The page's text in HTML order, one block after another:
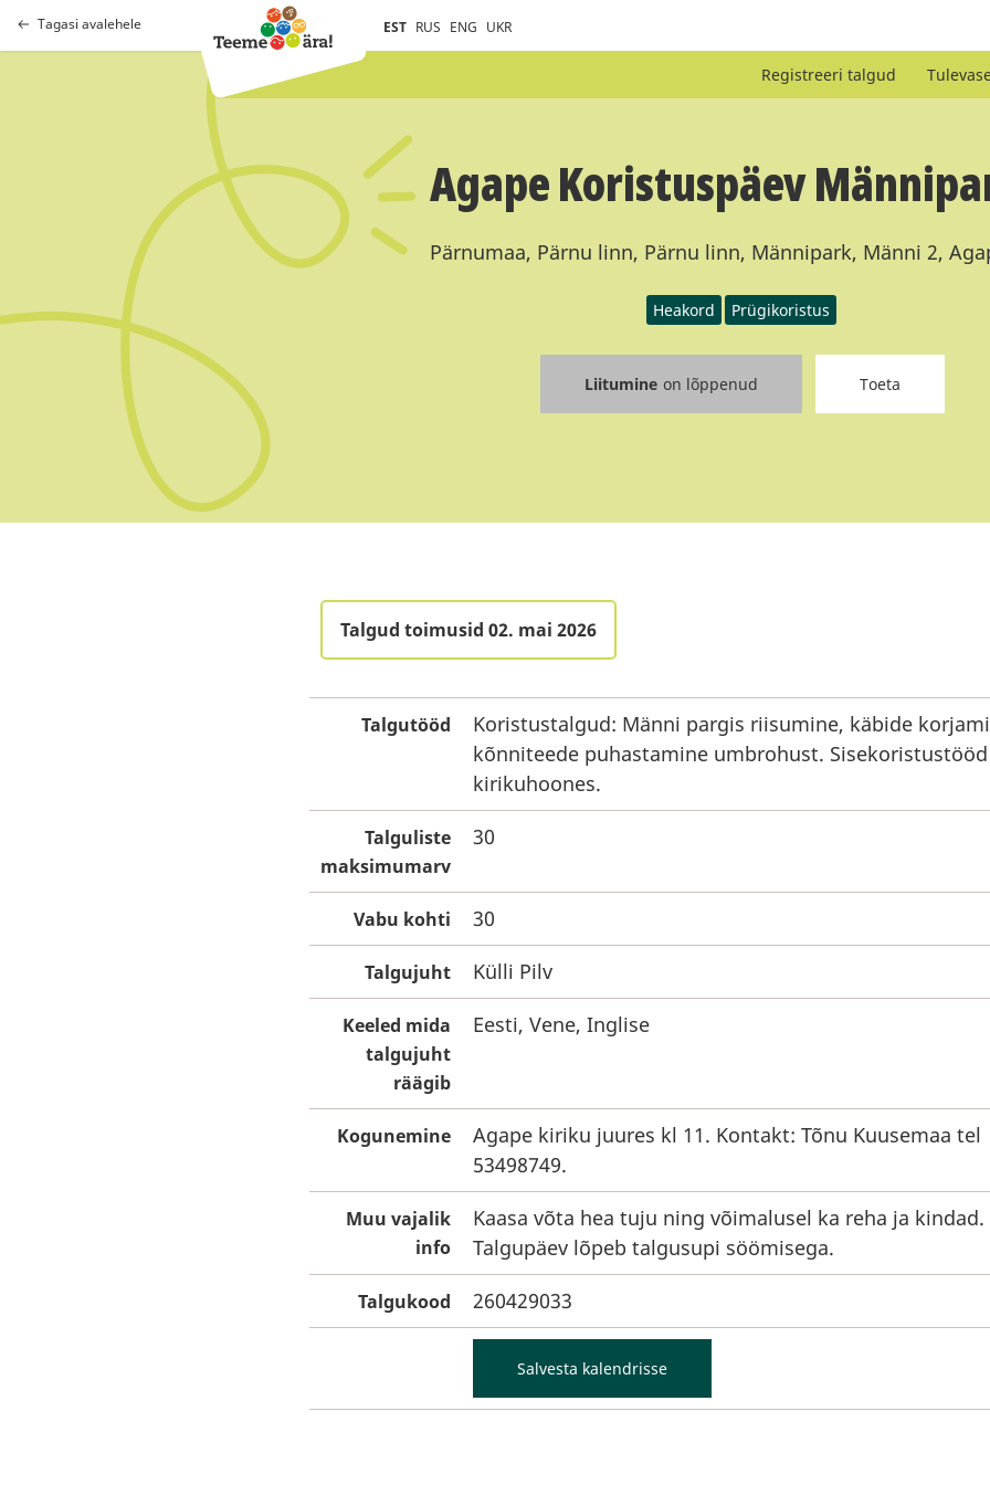
Tagasi avalehele EST RUS ENG UKR
Registreeri talgud
Agape Koristuspäev
Pärnumaa, Pärnu linn, Pärnu linn, Männipark, Männi 2,
Heakord Prügikoristus
Liitumine on lõppenud Toeta
Talgud toimusid 02. mai 2026
Talgutööd
Koristustalgud: Männi pargis riisumine, käbide
kõnniteede puhastamine umbrohust. Sisekoristustööd
kirikuhoones.
Talguliste
maksimumarv
30
Vabu kohti 30
Talgujuht Külli Pilv
Keeled mida
talgujuht
räägib
Eesti, Vene, Inglise
Kogunemine
Agape kiriku juures kl 11. Kontakt: Tõnu Kuusemaa tel
53498749.
Muu vajalik
info
Kaasa võta hea tuju ning võimalusel ka reha ja kindad.
Talgupäev lõpeb talgusupi söömisega.
Talgukood 260429033
Salvesta kalendrisse